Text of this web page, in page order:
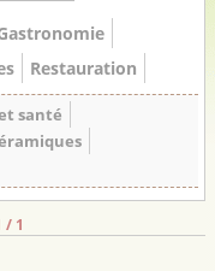
Restauration
santé
/ 1